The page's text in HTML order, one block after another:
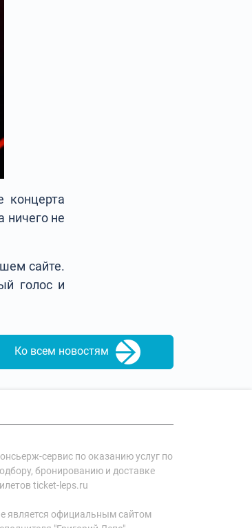
концерта
ничего не
сайте.
голос и
Ко всем новостям
сервис по оказанию услуг по
бронированию и доставке
ticket-leps.ru
является официальным сайтом